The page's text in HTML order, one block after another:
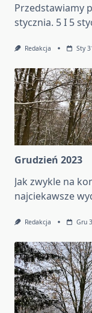
Przedstawiamy
stycznia. 5 I 5
Redakcja Sty
Grudzień 2023
Jak zwykle na
najciekawsze
Redakcja Gru